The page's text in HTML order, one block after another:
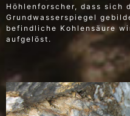
Höhlenforscher, dass sich
Grundwasserspiegel
befindliche Kohlensäure
aufgelöst.